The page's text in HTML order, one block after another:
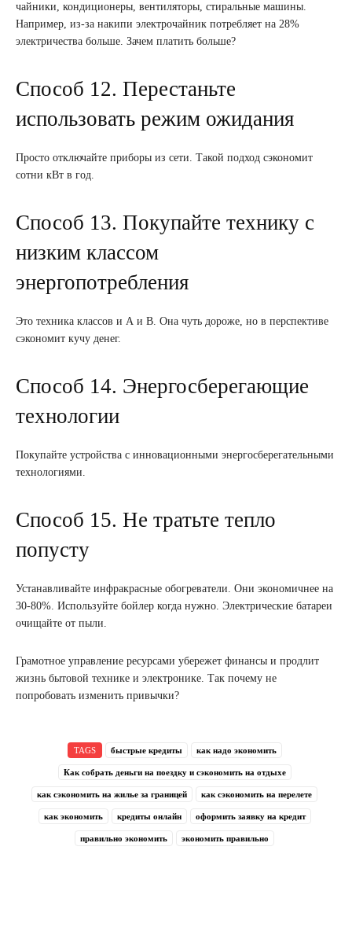
чайники, кондиционеры, вентиляторы, стиральные машины.
Например, из-за накипи электрочайник потребляет на 28%
электричества больше. Зачем платить больше?
Способ 12. Перестаньте
использовать режим ожидания
Просто отключайте приборы из сети. Такой подход сэкономит
сотни кВт в год.
Способ 13. Покупайте технику с
низким классом
энергопотребления
Это техника классов и А и В. Она чуть дороже, но в перспективе
сэкономит кучу денег.
Способ 14. Энергосберегающие
технологии
Покупайте устройства с инновационными энергосберегательными
технологиями.
Способ 15. Не тратьте тепло
попусту
Устанавливайте инфракрасные обогреватели. Они экономичнее на
30-80%. Используйте бойлер когда нужно. Электрические батареи
очищайте от пыли.
Грамотное управление ресурсами убережет финансы и продлит
жизнь бытовой технике и электронике. Так почему не
попробовать изменить привычки?
TAGS быстрые кредиты как надо экономить
Как собрать деньги на поездку и сэкономить на отдыхе
как сэкономить на жилье за границей как сэкономить на перелете
как экономить кредиты онлайн оформить заявку на кредит
правильно экономить экономить правильно